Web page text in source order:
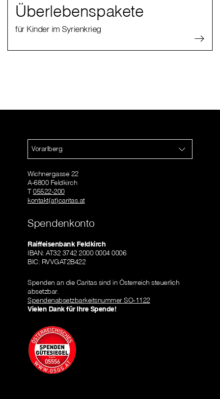
Überlebenspakete
für Kinder im Syrienkrieg
Vorarlberg
Wichnergasse 22
A-6800 Feldkirch
T05522-200
kontakt(at)caritas.at
Spendenkonto
Raiffeisenbank Feldkirch
IBAN: AT32 3742 2000 0004 0006
BIC: RVVGAT2B422
Spenden an die Caritas sind in Österreich steuerlich
absetzbar.
Spendenabsetzbarkeitsnummer SO-1122
Vielen Dank für Ihre Spende!